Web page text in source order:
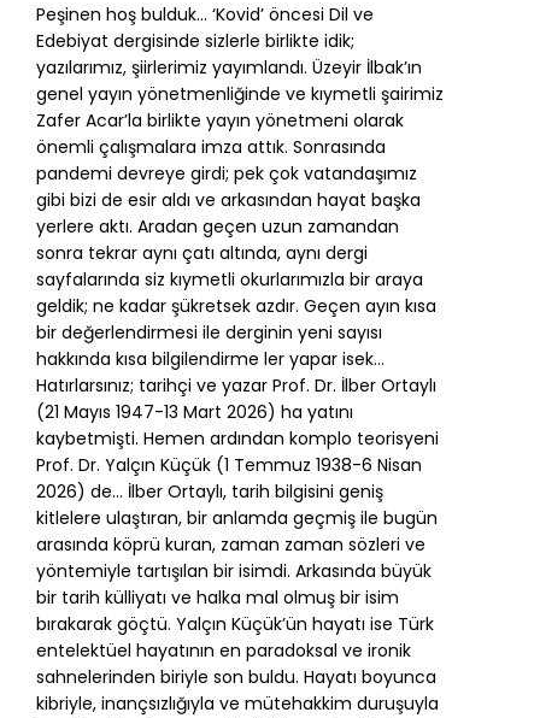
Peşinen hoş bulduk… ‘Kovid’ öncesi Dil ve
Edebiyat dergisinde sizlerle birlikte idik;
yazılarımız, şiirlerimiz yayımlandı. Üzeyir İlbak’ın
genel yayın yönetmenliğinde ve kıymetli şairimiz
Zafer Acar’la birlikte yayın yönetmeni olarak
önemli çalışmalara imza attık. Sonrasında
pandemi devreye girdi; pek çok vatandaşımız
gibi bizi de esir aldı ve arkasından hayat başka
yerlere aktı. Aradan geçen uzun zamandan
sonra tekrar aynı çatı altında, aynı dergi
sayfalarında siz kıymetli okurlarımızla bir araya
geldik; ne kadar şükretsek azdır. Geçen ayın kısa
bir değerlendirmesi ile derginin yeni sayısı
hakkında kısa bilgilendirme ler yapar isek…
Hatırlarsınız; tarihçi ve yazar Prof. Dr. İlber Ortaylı
(21 Mayıs 1947-13 Mart 2026) ha yatını
kaybetmişti. Hemen ardından komplo teorisyeni
Prof. Dr. Yalçın Küçük (1 Temmuz 1938-6 Nisan
2026) de... İlber Ortaylı, tarih bilgisini geniş
kitlelere ulaştıran, bir anlamda geçmiş ile bugün
arasında köprü kuran, zaman zaman sözleri ve
yöntemiyle tartışılan bir isimdi. Arkasında büyük
bir tarih külliyatı ve halka mal olmuş bir isim
bırakarak göçtü. Yalçın Küçük’ün hayatı ise Türk
entelektüel hayatının en paradoksal ve ironik
sahnelerinden biriyle son buldu. Hayatı boyunca
kibriyle, inançsızlığıyla ve mütehakkim duruşuyla